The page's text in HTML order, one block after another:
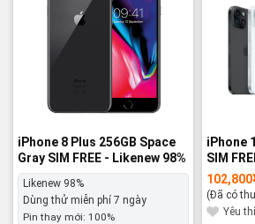
iPhone 8 Plus 256GB Space
Gray SIM FREE - Likenew 98%
Likenew 98%
Dùng thử miễn phí 7 ngày
Pin thay mới: 100%
iPhone
SIM
102,800
(Đã có
Yêu